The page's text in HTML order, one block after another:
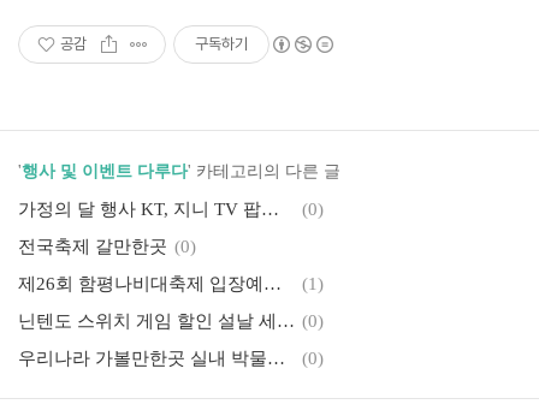
공감 구독하기
'행사 및 이벤트 다루다' 카테고리의 다른 글
가정의 달 행사 KT, 지니 TV 팝업 이색 행사
(0)
전국축제 갈만한곳 (0)
제26회 함평나비대축제 입장예매 및 행사정보
(1)
닌텐도 스위치 게임 할인 설날 세일 무료 (0)
우리나라 가볼만한곳 실내 박물관 2024 설명절 행사
(0)